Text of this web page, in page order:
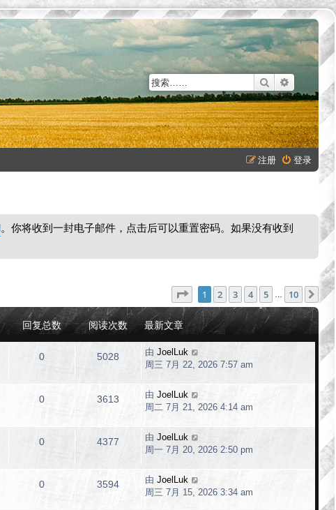
搜索
登录
注册
。你将收到一封电子邮件，点击后可以重置密码。如果没有收到
分页： 1 10
1 2 3 4 5 10 下
回复总数 阅读次数 最新文章
0 5028 由 JoelLuk
周三 7月 22, 2026 7:57 am
0 3613 由 JoelLuk
周二 7月 21, 2026 4:14 am
0 4377 由 JoelLuk
周一 7月 20, 2026 2:50 pm
0 3594 由 JoelLuk
周三 7月 15, 2026 3:34 am